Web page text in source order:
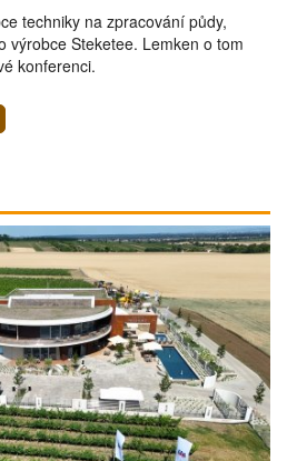
techniky na zpracování půdy,
výrobce Steketee. Lemken o tom
konferenci.